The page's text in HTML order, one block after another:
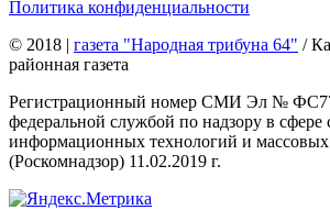
Политика конфиденциальности
© 2018 | газета "Народная трибуна 64" /
районная газета
Регистрационный номер СМИ Эл №
федеральной службой по надзору в сфере
информационных технологий и
(Роскомнадзор) 11.02.2019 г.